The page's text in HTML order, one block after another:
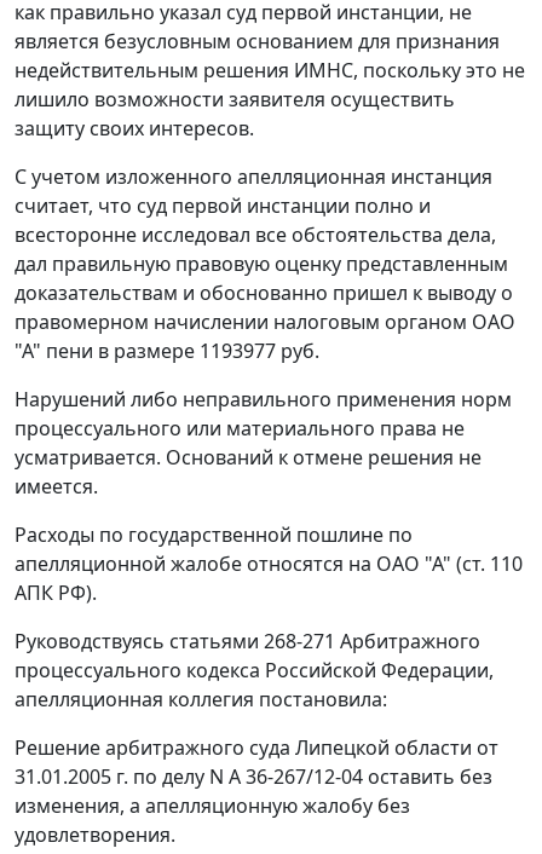
как правильно указал суд первой инстанции, не
является безусловным основанием для признания
недействительным решения ИМНС, поскольку это не
лишило возможности заявителя осуществить
защиту своих интересов.
С учетом изложенного апелляционная инстанция
считает, что суд первой инстанции полно и
всесторонне исследовал все обстоятельства дела,
дал правильную правовую оценку представленным
доказательствам и обоснованно пришел к выводу о
правомерном начислении налоговым органом ОАО
"А" пени в размере 1193977 руб.
Нарушений либо неправильного применения норм
процессуального или материального права не
усматривается. Оснований к отмене решения не
имеется.
Расходы по государственной пошлине по
апелляционной жалобе относятся на ОАО "А" (ст. 110
АПК РФ).
Руководствуясь статьями 268-271 Арбитражного
процессуального кодекса Российской Федерации,
апелляционная коллегия постановила:
Решение арбитражного суда Липецкой области от
31.01.2005 г. по делу N А 36-267/12-04 оставить без
изменения, а апелляционную жалобу без
удовлетворения.